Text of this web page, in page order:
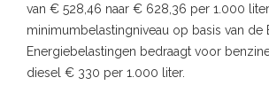
van € 528,46 naar € 628,36 per 1.000
minimumbelastingniveau op basis van de
Energiebelastingen bedraagt voor
diesel € 330 per 1.000 liter.